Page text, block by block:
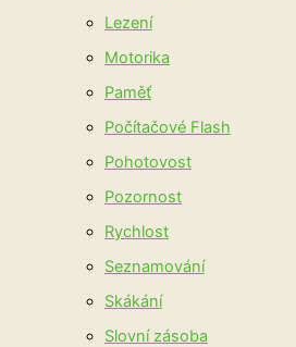
Lezení
Motorika
Paměť
Počítačové Flash
Pohotovost
Pozornost
Rychlost
Seznamování
Skákání
Slovní zásoba